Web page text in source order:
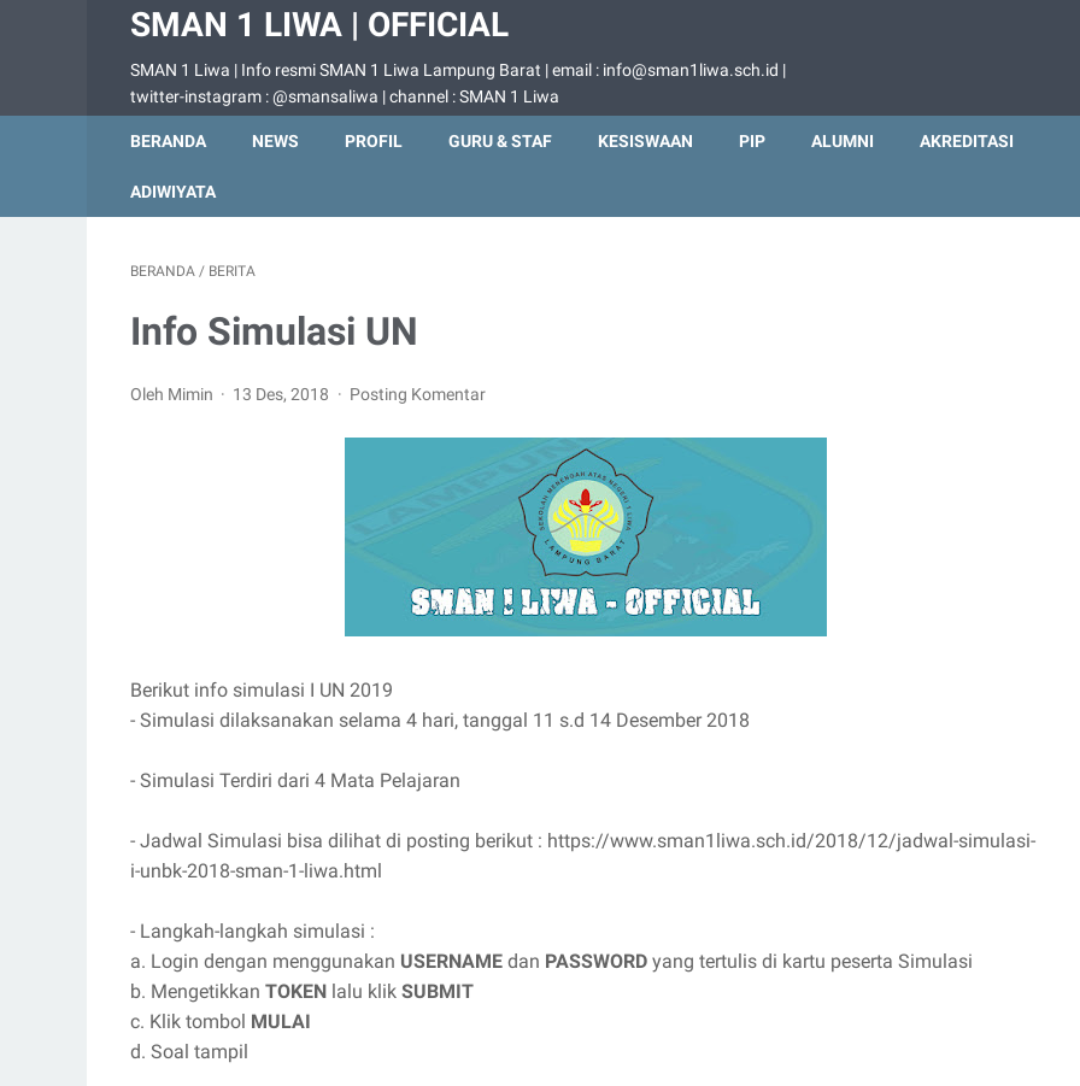
SMAN 1 LIWA | OFFICIAL
SMAN 1 Liwa | Info resmi SMAN 1 Liwa Lampung Barat | email : info@sman1liwa.sch.id |
twitter-instagram : @smansaliwa | channel : SMAN 1 Liwa
BERANDA NEWS PROFIL GURU & STAF KESISWAAN PIP ALUMNI AKREDITASI
ADIWIYATA
BERANDA / BERITA
Info Simulasi UN
Oleh Mimin 13 Des, 2018 Posting Komentar
Berikut info simulasi I UN 2019
- Simulasi dilaksanakan selama 4 hari, tanggal 11 s.d 14 Desember 2018
- Simulasi Terdiri dari 4 Mata Pelajaran
- Jadwal Simulasi bisa dilihat di posting berikut : https://www.sman1liwa.sch.id/2018/12/jadwal-simulasi-
i-unbk-2018-sman-1-liwa.html
- Langkah-langkah simulasi :
a. Login dengan menggunakan USERNAME dan PASSWORD yang tertulis di kartu peserta Simulasi
b. Mengetikkan TOKEN lalu klik SUBMIT
c. Klik tombol MULAI
d. Soal tampil